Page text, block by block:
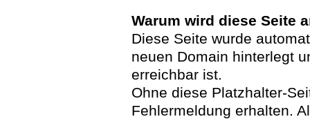
Warum wird diese Seite
Diese Seite wurde
neuen Domain hinterlegt
erreichbar ist.
Ohne diese Platzhalter-
Fehlermeldung erhalten.